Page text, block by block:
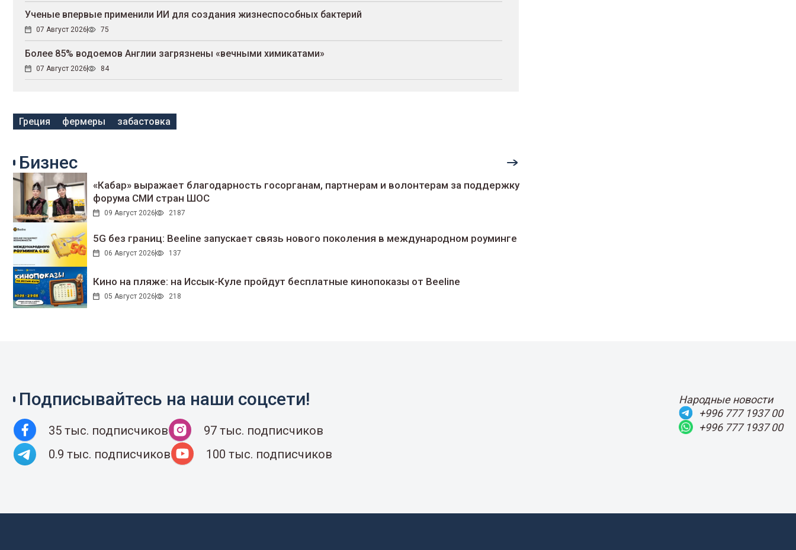
Ученые впервые применили ИИ для создания жизнеспособных бактерий
07 Август 2026 75
Более 85% водоемов Англии загрязнены «вечными химикатами»
07 Август 2026 84
Греция фермеры забастовка
Бизнес
«Кабар» выражает благодарность госорганам, партнерам и волонтерам за поддержку
форума СМИ стран ШОС
09 Август 2026 2187
5G без границ: Beeline запускает связь нового поколения в международном роуминге
06 Август 2026 137
Кино на пляже: на Иссык-Куле пройдут беcплатные кинопоказы от Beeline
05 Август 2026 218
Подписывайтесь на наши соцсети!
35 тыс. подписчиков
97 тыс. подписчиков
0.9 тыс. подписчиков
100 тыс. подписчиков
Народные новости
+996 777 1937 00
+996 777 1937 00